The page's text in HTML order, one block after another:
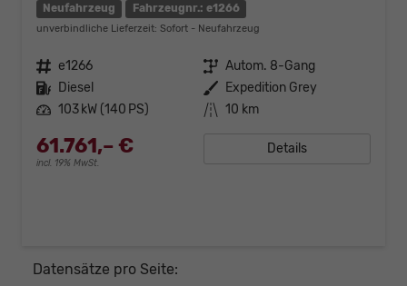
Neufahrzeug Fahrzeugnr.: e1266
unverbindliche Lieferzeit: Sofort Neufahrzeug
Fahrzeugnr. e1266 Getriebe Autom. 8-Gang
Kraftstoff Diesel Außenfarbe Expedition Grey
Leistung 103 kW (140 PS) Kilometerstand 10 km
61.761,– €
incl. 19% MwSt.
Details
Datensätze pro Seite: